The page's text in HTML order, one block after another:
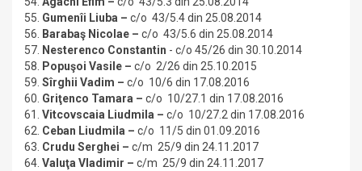
55. Gumenîi Liuba – c/o 43/5.4 din 25.08.2014
56. Barabaş Nicolae – c/o 43/5.6 din 25.08.2014
57. Nesterenco Constantin - c/o 45/26 din 30.10.2014
58. Popuşoi Vasile – c/o 2/26 din 25.10.2015
59. Sîrghii Vadim – c/o 10/6 din 17.08.2016
60. Griţenco Tamara – c/o 10/27.1 din 17.08.2016
61. Vitcovscaia Liudmila – c/o 10/27.2 din 17.08.2016
62. Ceban Liudmila – c/o 11/5 din 01.09.2016
63. Crudu Serghei – c/m 25/9 din 24.11.2017
64. Valuţa Vladimir – c/m 25/9 din 24.11.2017